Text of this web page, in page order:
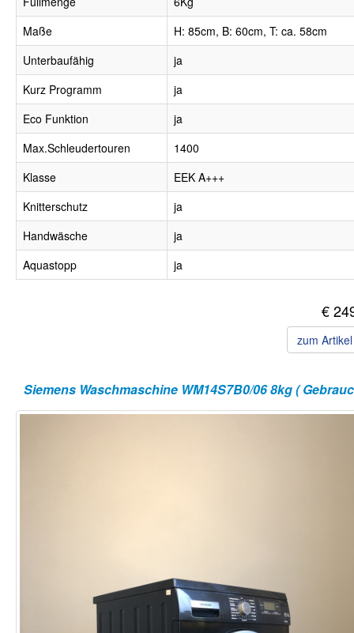
Maße
H: 85cm, B: 60cm, T: ca. 58cm
Unterbaufähig
ja
Kurz Programm
ja
Eco Funktion
ja
Max.Schleudertouren
1400
Klasse
EEK A+++
Knitterschutz
ja
Handwäsche
ja
Aquastopp
ja
€
zum